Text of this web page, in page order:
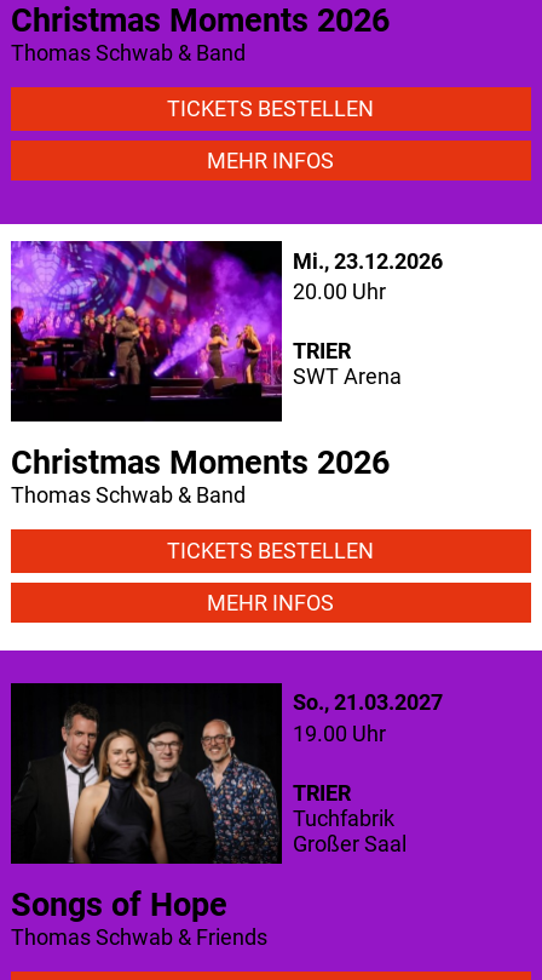
Christmas Moments 2026
Thomas Schwab & Band
TICKETS BESTELLEN
MEHR INFOS
Mi., 23.12.2026
20.00 Uhr
Christmas Moments 2026
Thomas Schwab & Band
TICKETS BESTELLEN
MEHR INFOS
TRIER
SWT Arena
So., 21.03.2027
19.00 Uhr
Songs of Hope
Thomas Schwab & Friends
TRIER
Tuchfabrik
Großer Saal